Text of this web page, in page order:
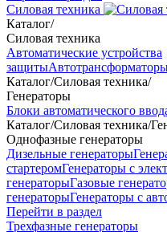
Силовая техника
Каталог/
Силовая техника
Автоматические устройства
защиты
Каталог/Силовая техника/
Генераторы
Блоки автоматического
Каталог/Силовая техника/
Однофазные генераторы
Дизельные генераторы
стартеромГенераторы с
генераторыГазовые
генераторыГенераторы с
Перейти в раздел
Трехфазные генераторы